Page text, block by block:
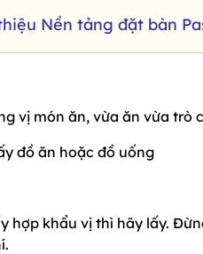
Nền tảng đặt bàn
vị món ăn, vừa ăn vừa trò
đồ ăn hoặc đồ uống
hợp khẩu vị thì hãy lấy.